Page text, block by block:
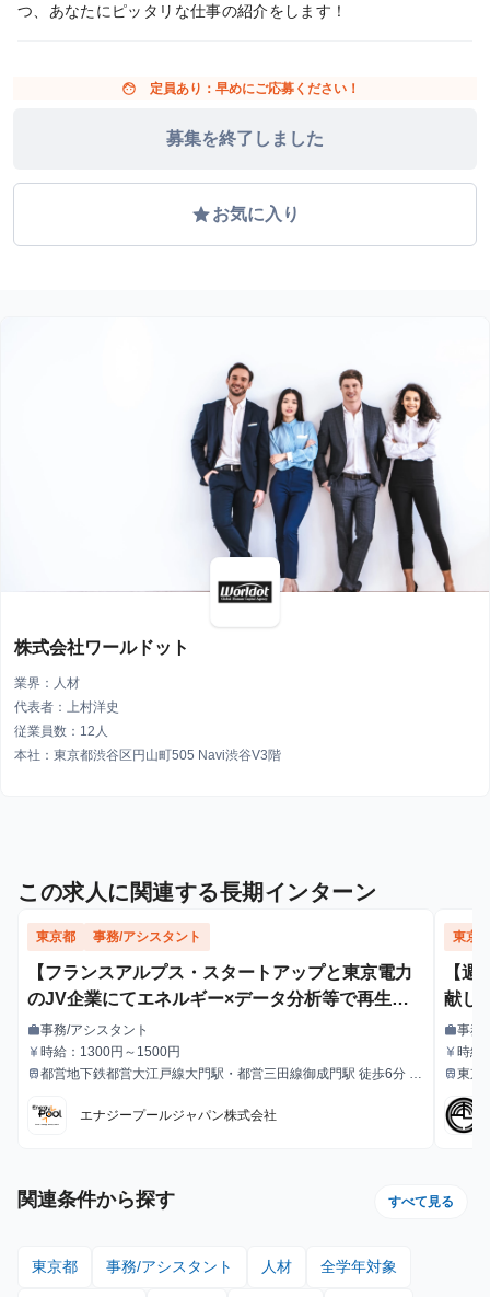
つ、あなたにピッタリな仕事の紹介をします！
face 定員あり：早めにご応募ください！
募集を終了しました
gradeお気に入り
株式会社ワールドット
業界：人材
代表者：上村洋史
従業員数：12人
本社：東京都渋谷区円山町505 Navi渋谷V3階
この求人に関連する長期インターン
東京都 事務/アシスタント
【フランスアルプス・スタートアップと東京電力
のJV企業にてエネルギー×データ分析等で再生可
能エネルギー主力電源化に挑む！】フィールドス
タッフ・アシスタントインターン募集 グロ
ーバル且つフラットな職場環境でのコミュニケー
ションスキルの向上機会も図ることができます 残
業ほぼなし／大手電力会社と提携／リモート勤務
職種
work事務/アシスタント
給与
currency_yen時給：1300円～1500円
最寄駅
train都営地下鉄都営大江戸線大門駅・都営三田線御成門駅 徒歩6分
エナジープールジャパン株式会社
東京
【
献し
職種
work事務
給与
currency_yen時給
最寄駅
train東京
関連条件から探す すべて見る
東京都 事務/アシスタント 人材 全学年対象